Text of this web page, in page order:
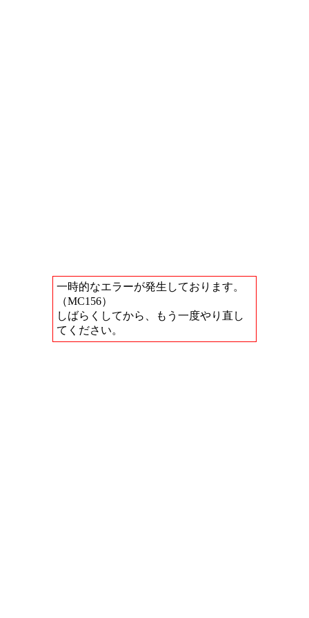
一時的なエラーが発生しております。
（MC156）
しばらくしてから、もう一度やり直し
てください。